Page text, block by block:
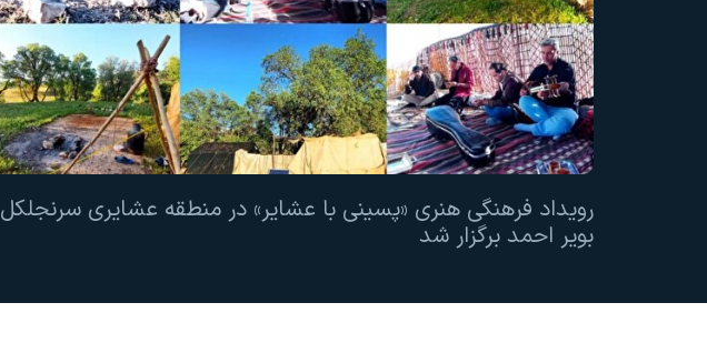
رویداد فرهنگی هنری «پسینی با عشایر» در منطقه عشایری سرنجلکل
بویر احمد برگزار شد